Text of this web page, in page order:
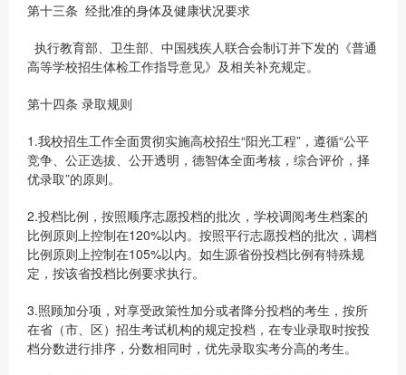
第十三条 经批准的身体及健康状况要求
执行教育部、卫生部、中国残疾人联合会制订并下发的《普通
高等学校招生体检工作指导意见》及相关补充规定。
第十四条 录取规则
1.我校招生工作全面贯彻实施高校招生“阳光工程”，遵循“公平
竞争、公正选拔、公开透明，德智体全面考核，综合评价，择
优录取”的原则。
2.投档比例，按照顺序志愿投档的批次，学校调阅考生档案的
比例原则上控制在120%以内。按照平行志愿投档的批次，调档
比例原则上控制在105%以内。如生源省份投档比例有特殊规
定，按该省投档比例要求执行。
3.照顾加分项，对享受政策性加分或者降分投档的考生，按所
在省（市、区）招生考试机构的规定投档，在专业录取时按投
档分数进行排序，分数相同时，优先录取实考分高的考生。